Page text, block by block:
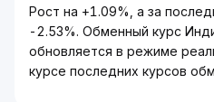
Рост на +1.09%, а за
-2.53%. Обменный курс
обновляется в режиме
курсе последних курсов